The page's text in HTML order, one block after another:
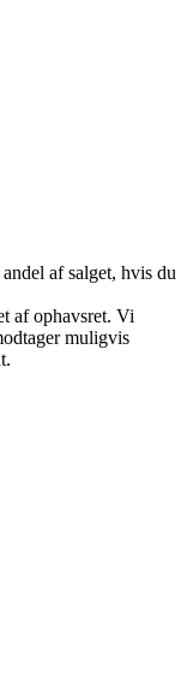
af salget, hvis du
af ophavsret. Vi
muligvis